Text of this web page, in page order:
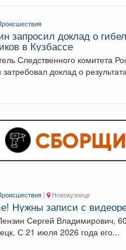
запросил доклад о
в Кузбассе
Следственного комитета
доклад о
| Новокузнецк
Нужны записи с
Сергей Владимирович,
#Новокузнецк. С 21 июля 2026 года его...